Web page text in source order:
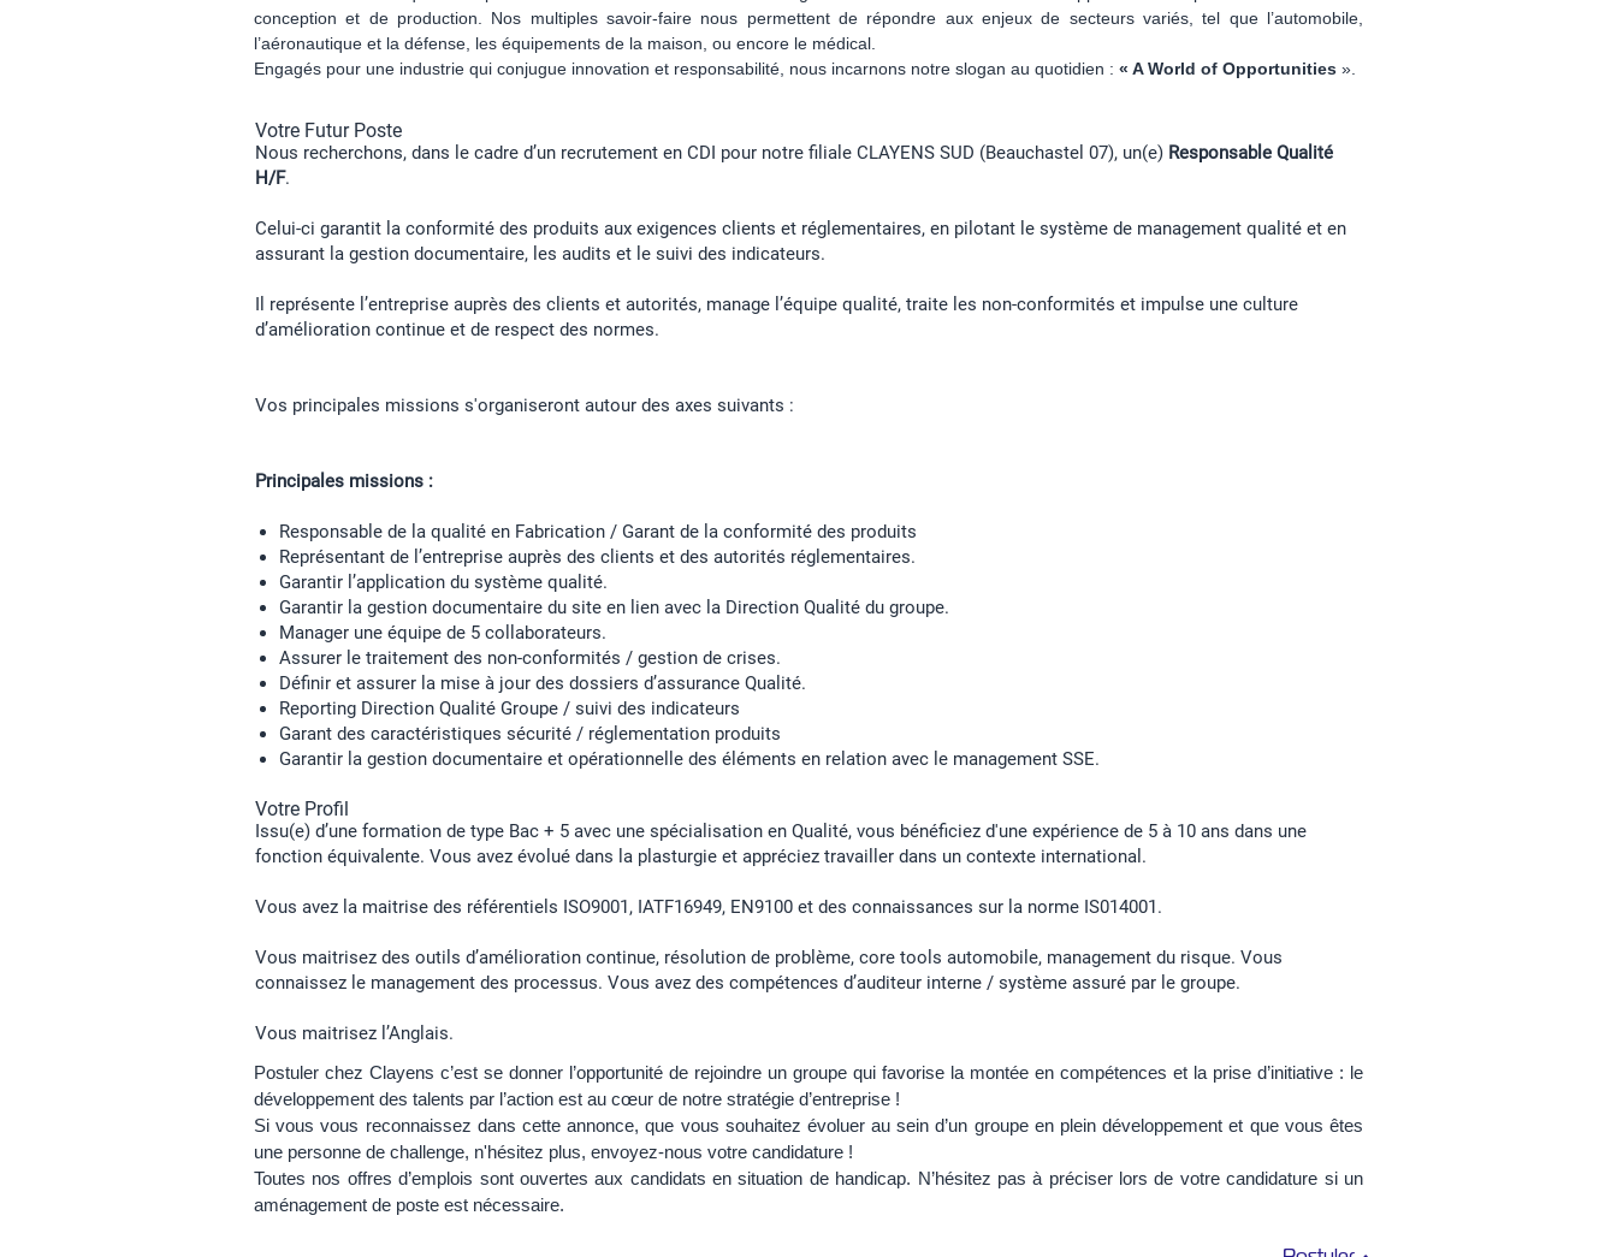
conception et de production. Nos multiples savoir-faire nous permettent de répondre aux enjeux de secteurs variés, tel que l’automobile,
l’aéronautique et la défense, les équipements de la maison, ou encore le médical.
Engagés pour une industrie qui conjugue innovation et responsabilité, nous incarnons notre slogan au quotidien : « A World of Opportunities ».
Votre Futur Poste
Nous recherchons, dans le cadre d’un recrutement en CDI pour notre filiale CLAYENS SUD (Beauchastel 07), un(e) Responsable Qualité
H/F.
Celui-ci garantit la conformité des produits aux exigences clients et réglementaires, en pilotant le système de management qualité et en
assurant la gestion documentaire, les audits et le suivi des indicateurs.
Il représente l’entreprise auprès des clients et autorités, manage l’équipe qualité, traite les non-conformités et impulse une culture
d’amélioration continue et de respect des normes.
Vos principales missions s'organiseront autour des axes suivants :
Principales missions :
Responsable de la qualité en Fabrication / Garant de la conformité des produits
Représentant de l’entreprise auprès des clients et des autorités réglementaires.
Garantir l’application du système qualité.
Garantir la gestion documentaire du site en lien avec la Direction Qualité du groupe.
Manager une équipe de 5 collaborateurs.
Assurer le traitement des non-conformités / gestion de crises.
Définir et assurer la mise à jour des dossiers d’assurance Qualité.
Reporting Direction Qualité Groupe / suivi des indicateurs
Garant des caractéristiques sécurité / réglementation produits
Garantir la gestion documentaire et opérationnelle des éléments en relation avec le management SSE.
Votre Profil
Issu(e) d’une formation de type Bac + 5 avec une spécialisation en Qualité, vous bénéficiez d'une expérience de 5 à 10 ans dans une
fonction équivalente. Vous avez évolué dans la plasturgie et appréciez travailler dans un contexte international.
Vous avez la maitrise des référentiels ISO9001, IATF16949, EN9100 et des connaissances sur la norme IS014001.
Vous maitrisez des outils d’amélioration continue, résolution de problème, core tools automobile, management du risque. Vous
connaissez le management des processus. Vous avez des compétences d’auditeur interne / système assuré par le groupe.
Vous maitrisez l’Anglais.
Postuler chez Clayens c’est se donner l’opportunité de rejoindre un groupe qui favorise la montée en compétences et la prise d’initiative : le
développement des talents par l’action est au cœur de notre stratégie d’entreprise !
Si vous vous reconnaissez dans cette annonce, que vous souhaitez évoluer au sein d’un groupe en plein développement et que vous êtes
une personne de challenge, n'hésitez plus, envoyez-nous votre candidature !
Toutes nos offres d’emplois sont ouvertes aux candidats en situation de handicap. N’hésitez pas à préciser lors de votre candidature si un
aménagement de poste est nécessaire.